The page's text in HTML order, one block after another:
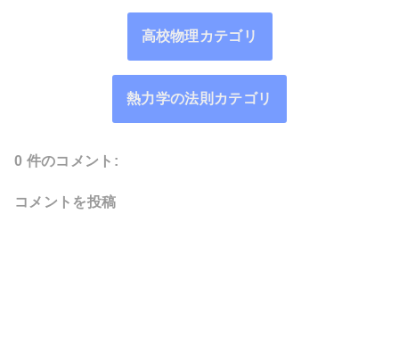
高校物理カテゴリ
熱力学の法則カテゴリ
0 件のコメント:
コメントを投稿